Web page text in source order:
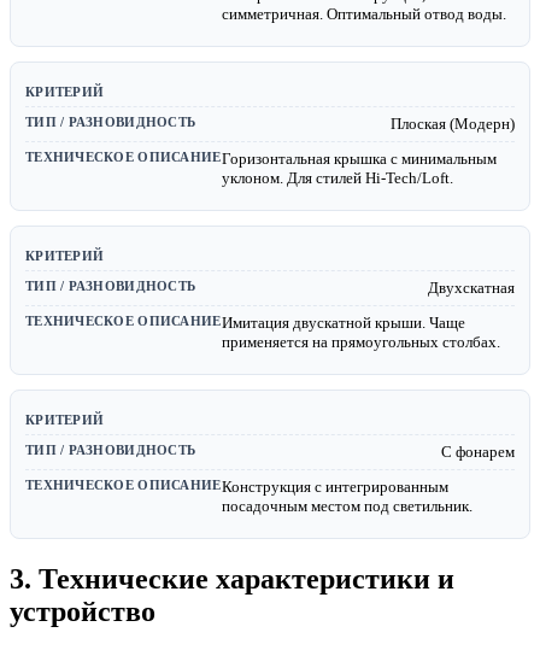
симметричная. Оптимальный отвод воды.
Плоская (Модерн)
Горизонтальная крышка с минимальным
уклоном. Для стилей Hi-Tech/Loft.
Двухскатная
Имитация двускатной крыши. Чаще
применяется на прямоугольных столбах.
С фонарем
Конструкция с интегрированным
посадочным местом под светильник.
3. Технические характеристики и
устройство